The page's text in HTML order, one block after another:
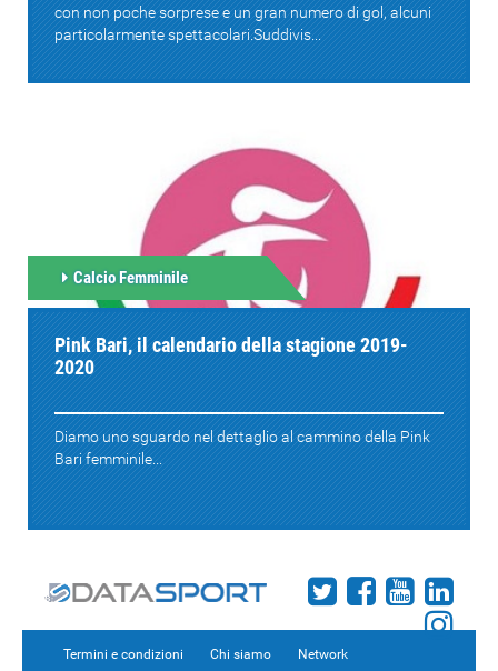
con non poche sorprese e un gran numero di gol, alcuni
particolarmente spettacolari.Suddivis...
Calcio Femminile
Pink Bari, il calendario della stagione 2019-
2020
Diamo uno sguardo nel dettaglio al cammino della Pink
Bari femminile...
Termini e condizioni Chi siamo Network